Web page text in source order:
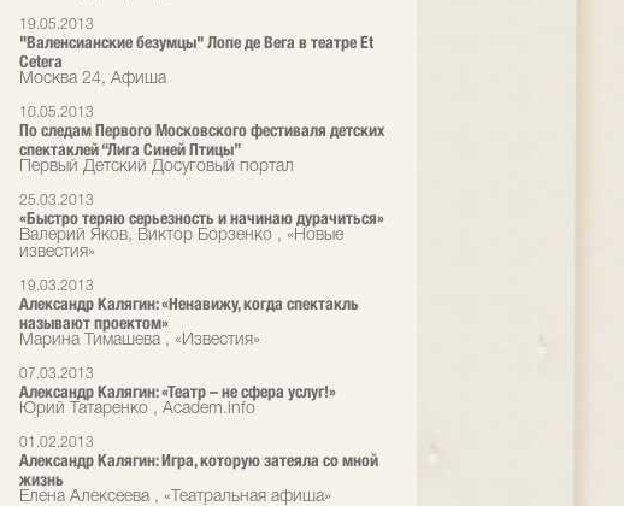
19.05.2013
"Валенсианские безумцы" Лопе де Вега в театре Et
Cetera
Москва 24, Афиша
10.05.2013
По следам Первого Московского фестиваля детских
спектаклей “Лига Синей Птицы”
Первый Детский Досуговый портал
25.03.2013
«Быстро теряю серьезность и начинаю дурачиться»
Валерий Яков, Виктор Борзенко , «Новые
известия»
19.03.2013
Александр Калягин: «Ненавижу, когда спектакль
называют проектом»
Марина Тимашева , «Известия»
07.03.2013
Александр Калягин: «Театр – не сфера услуг!»
Юрий Татаренко , Academ.info
01.02.2013
Александр Калягин: Игра, которую затеяла со мной
жизнь
Елена Алексеева , «Театральная афиша»